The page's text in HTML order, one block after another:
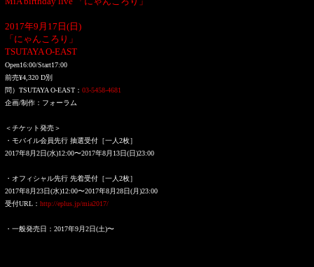
2017年9月17日(日)
「にゃんころり」
TSUTAYA O-EAST
Open16:00/Start17:00
前売¥4,320 D別
問）TSUTAYA O-EAST： 03-5458-4681
企画/制作：フォーラム
＜チケット発売＞
・モバイル会員先行 抽選受付［一人2枚］
2017年8月2日(水)12:00〜2017年8月13日(日)23:00
・オフィシャル先行 先着受付［一人2枚］
2017年8月23日(水)12:00〜2017年8月28日(月)23:00
受付URL： http://eplus.jp/mia2017/
・一般発売日：2017年9月2日(土)〜